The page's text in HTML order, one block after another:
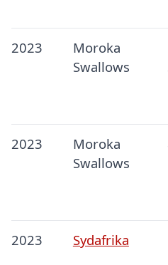
2023
Moroka
Swallows
2023
Moroka
Swallows
2023 Sydafrika